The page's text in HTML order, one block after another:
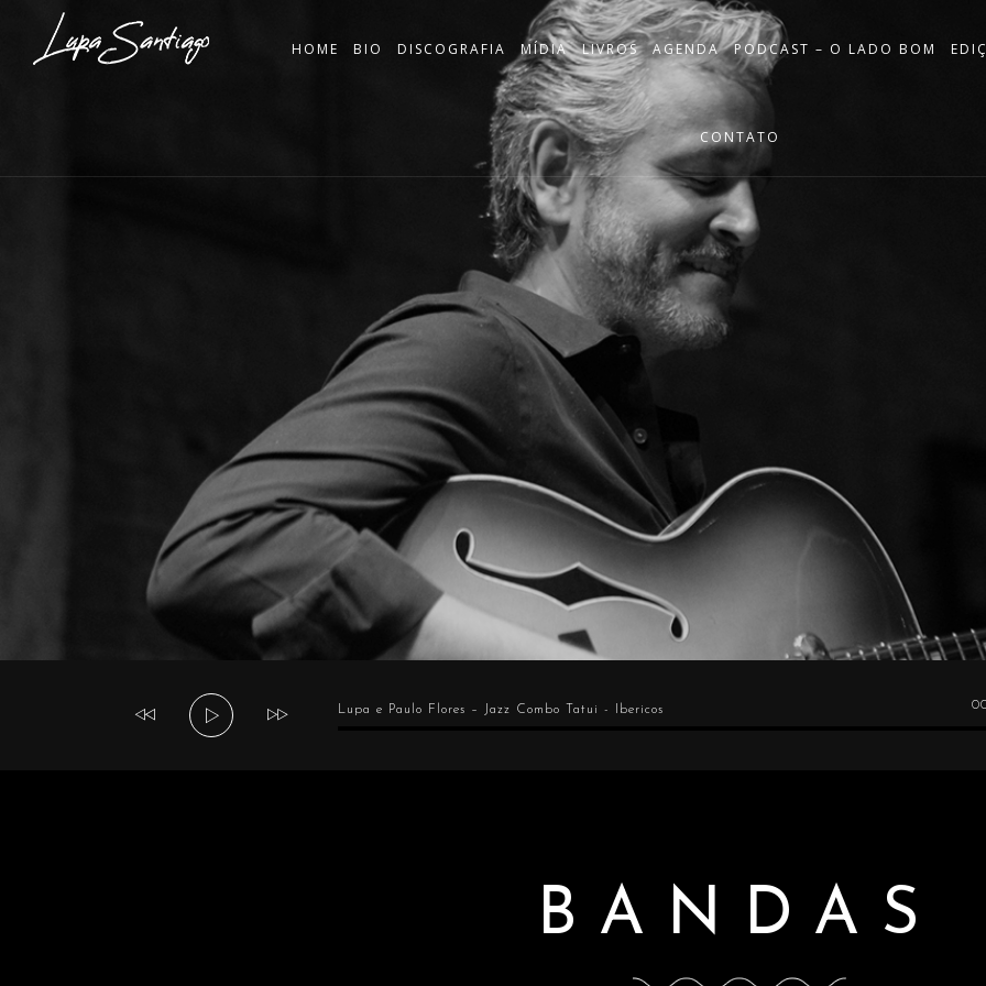
HOME BIO DISCOGRAFIA MÍDIA LIVROS AGENDA PODCAST – O LADO BOM
CONTATO
Lupa e Paulo Flores – Jazz Combo Tatui - Ibericos
BANDAS